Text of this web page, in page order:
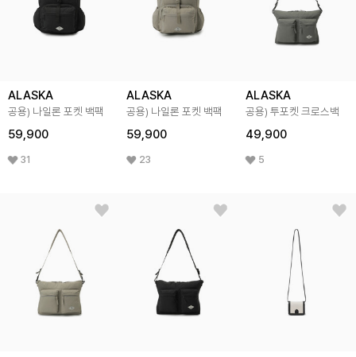
ALASKA
공용) 나일론 포켓 백팩
59,900
31
ALASKA
공용) 나일론 포켓 백팩
59,900
23
ALASKA
공용) 투포켓 크로스백
49,900
5